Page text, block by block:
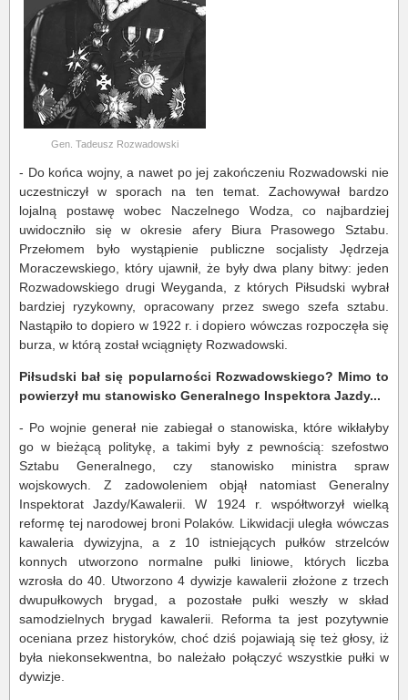
Gen. Tadeusz Rozwadowski
- Do końca wojny, a nawet po jej zakończeniu Rozwadowski nie
uczestniczył w sporach na ten temat. Zachowywał bardzo
lojalną postawę wobec Naczelnego Wodza, co najbardziej
uwidoczniło się w okresie afery Biura Prasowego Sztabu.
Przełomem było wystąpienie publiczne socjalisty Jędrzeja
Moraczewskiego, który ujawnił, że były dwa plany bitwy: jeden
Rozwadowskiego drugi Weyganda, z których Piłsudski wybrał
bardziej ryzykowny, opracowany przez swego szefa sztabu.
Nastąpiło to dopiero w 1922 r. i dopiero wówczas rozpoczęła się
burza, w którą został wciągnięty Rozwadowski.
Piłsudski bał się popularności Rozwadowskiego? Mimo to
powierzył mu stanowisko Generalnego Inspektora Jazdy...
- Po wojnie generał nie zabiegał o stanowiska, które wikłałyby
go w bieżącą politykę, a takimi były z pewnością: szefostwo
Sztabu Generalnego, czy stanowisko ministra spraw
wojskowych. Z zadowoleniem objął natomiast Generalny
Inspektorat Jazdy/Kawalerii. W 1924 r. współtworzył wielką
reformę tej narodowej broni Polaków. Likwidacji uległa wówczas
kawaleria dywizyjna, a z 10 istniejących pułków strzelców
konnych utworzono normalne pułki liniowe, których liczba
wzrosła do 40. Utworzono 4 dywizje kawalerii złożone z trzech
dwupułkowych brygad, a pozostałe pułki weszły w skład
samodzielnych brygad kawalerii. Reforma ta jest pozytywnie
oceniana przez historyków, choć dziś pojawiają się też głosy, iż
była niekonsekwentna, bo należało połączyć wszystkie pułki w
dywizje.